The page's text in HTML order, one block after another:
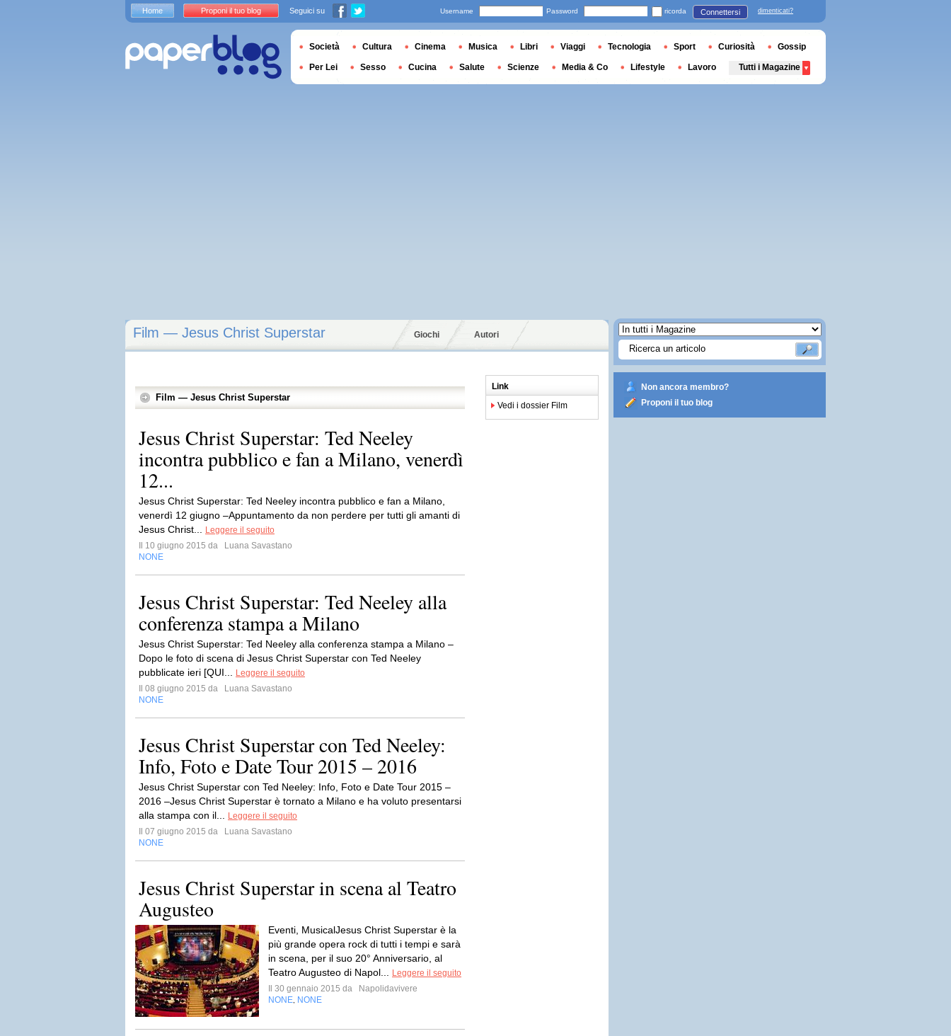
Film — Jesus Christ Superstar Giochi Autori
Film — Jesus Christ Superstar
Jesus Christ Superstar: Ted Neeley
incontra pubblico e fan a Milano, venerdì
12...
Jesus Christ Superstar: Ted Neeley incontra pubblico e fan a Milano,
venerdì 12 giugno –Appuntamento da non perdere per tutti gli amanti di
Jesus Christ...
Leggere il seguito
Il 10 giugno 2015 da
Luana Savastano
NONE
Jesus Christ Superstar: Ted Neeley alla
conferenza stampa a Milano
Jesus Christ Superstar: Ted Neeley alla conferenza stampa a Milano –
Dopo le foto di scena di Jesus Christ Superstar con Ted Neeley
pubblicate ieri [QUI...
Leggere il seguito
Il 08 giugno 2015 da
Luana Savastano
NONE
Jesus Christ Superstar con Ted Neeley:
Info, Foto e Date Tour 2015 – 2016
Jesus Christ Superstar con Ted Neeley: Info, Foto e Date Tour 2015 –
2016 –Jesus Christ Superstar è tornato a Milano e ha voluto presentarsi
alla stampa con il...
Leggere il seguito
Il 07 giugno 2015 da
Luana Savastano
NONE
Jesus Christ Superstar in scena al Teatro
Augusteo
Eventi, MusicalJesus Christ Superstar è la
più grande opera rock di tutti i tempi e sarà
in scena, per il suo 20° Anniversario, al
Teatro Augusteo di Napol...
Leggere il seguito
Il 30 gennaio 2015 da
Napolidavivere
NONE NONE
Link
Vedi i dossier Film
Non ancora membro?
Proponi il tuo blog
Home Proponi il tuo blog Seguici su Username Password ricorda Connettersi dimenticati?
Società Cultura Cinema Musica Libri Viaggi Tecnologia Sport Curiosità Gossip
Per Lei Sesso Cucina Salute Scienze Media & Co Lifestyle Lavoro Tutti i Magazine